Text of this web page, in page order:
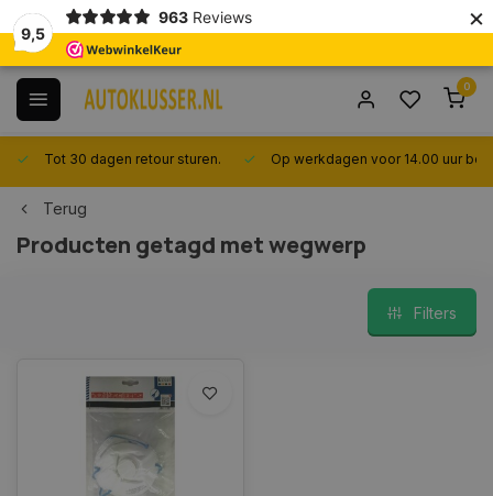
9,5
963 Reviews ×
0
Tot 30 dagen retour sturen. Op werkdagen voor 14.00 uur
Terug
Producten getagd met wegwerp
Filters